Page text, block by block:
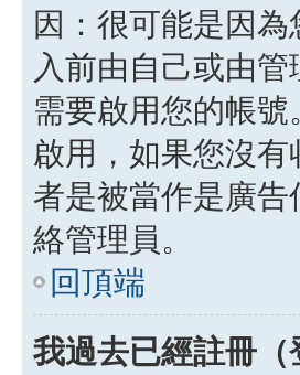
因：很可能是因
入前由自己或由
需要啟用您的帳
啟用，如果您沒
者是被當作是廣
絡管理員。
回頂端
我過去已經註冊